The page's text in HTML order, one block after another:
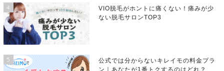
4
VIO脱毛がホントに痛くない！痛みが少
ない脱毛サロンTOP3
5
公式では分からないキレイモの料金プラ
ン｜あなたが1番トクするのはどれ？